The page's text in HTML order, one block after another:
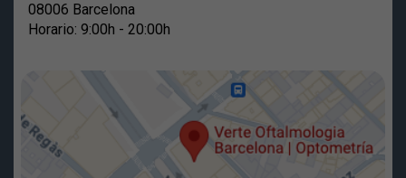
08006 Barcelona
Horario: 9:00h - 20:00h